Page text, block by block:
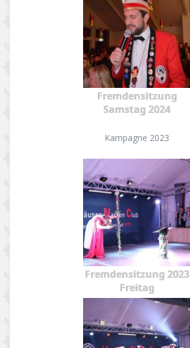
Fremdensitzung
Samstag 2024
Kampagne 2023
Fremdensitzung 2023
Freitag